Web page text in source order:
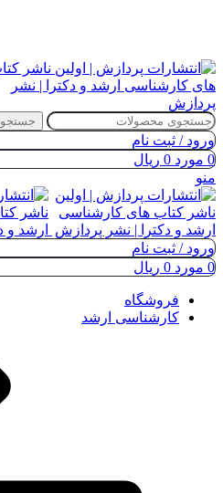
جستجو
ورود / ثبت نام
0 مورد 0 ریال
منو
ورود / ثبت نام
0 مورد 0 ریال
فروشگاه
کارشناسی ارشد